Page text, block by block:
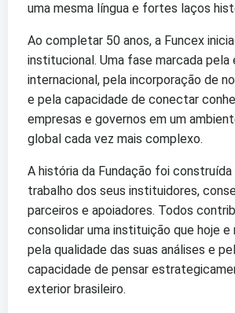
uma mesma língua e fortes laços
Ao completar 50 anos, a Funcex
institucional. Uma fase marcada pela
internacional, pela incorporação de
e pela capacidade de conectar
empresas e governos em um
global cada vez mais complexo.
A história da Fundação foi construída
trabalho dos seus instituidores,
parceiros e apoiadores. Todos
consolidar uma instituição que hoje e
pela qualidade das suas análises e
capacidade de pensar
exterior brasileiro.